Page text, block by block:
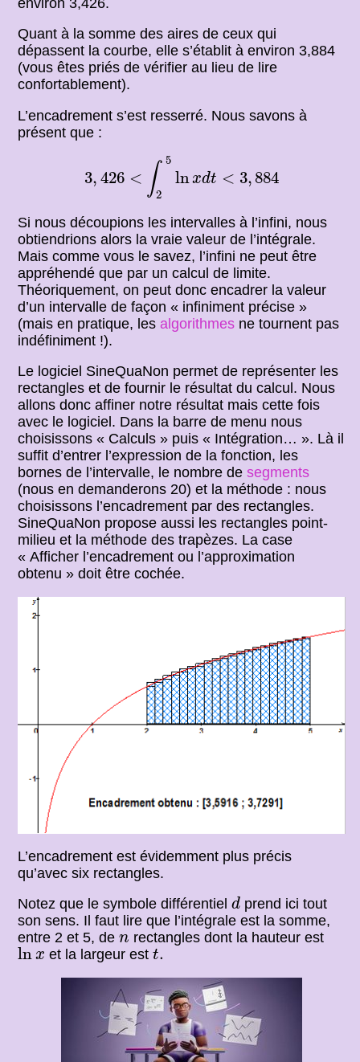
Quant à la somme des aires de ceux qui
dépassent la courbe, elle s’établit à environ 3,884
(vous êtes priés de vérifier au lieu de lire
confortablement).
L’encadrement s’est resserré. Nous savons à
présent que :
3, 426 < ∫
5
2
lnxdt < 3, 884
2 5
Si nous découpions les intervalles à l’infini, nous
obtiendrions alors la vraie valeur de l’intégrale.
Mais comme vous le savez, l’infini ne peut être
appréhendé que par un calcul de limite.
Théoriquement, on peut donc encadrer la valeur
d’un intervalle de façon « infiniment précise »
(mais en pratique, lesalgorithmes ne tournent pas
indéfiniment !).
Le logiciel SineQuaNon permet de représenter les
rectangles et de fournir le résultat du calcul. Nous
allons donc affiner notre résultat mais cette fois
avec le logiciel. Dans la barre de menu nous
choisissons « Calculs » puis « Intégration… ». Là il
suffit d’entrer l’expression de la fonction, les
bornes de l’intervalle, le nombre desegments
(nous en demanderons 20) et la méthode : nous
choisissons l’encadrement par des rectangles.
SineQuaNon propose aussi les rectangles point-
milieu et la méthode des trapèzes. La case
« Afficher l’encadrement ou l’approximation
obtenu » doit être cochée.
L’encadrement est évidemment plus précis
qu’avec six rectangles.
Notez que le symbole différentield
d prend ici tout
son sens. Il faut lire que l’intégrale est la somme,
entre 2 et 5, den
n rectangles dont la hauteur est
ln x
lnx et la largeur est t.
t.